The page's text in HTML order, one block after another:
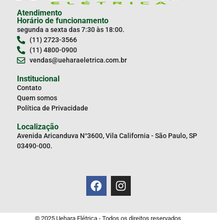
Atendimento
Horário de funcionamento
segunda a sexta das 7:30 às 18:00.
(11) 2723-3566
(11) 4800-0900
vendas@ueharaeletrica.com.br
Institucional
Contato
Quem somos
Política de Privacidade
Localização
Avenida Aricanduva N°3600, Vila California - São Paulo, SP
03490-000.
© 2025 Uehara Elétrica - Todos os direitos reservados.